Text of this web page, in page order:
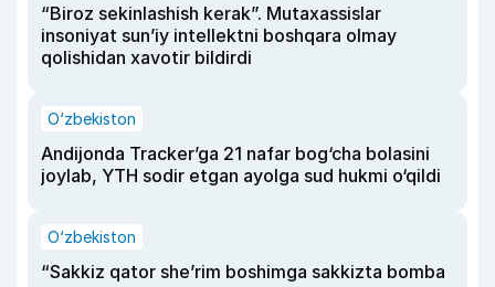
“Biroz sekinlashish kerak”. Mutaxassislar
insoniyat sun’iy intellektni boshqara olmay
qolishidan xavotir bildirdi
O‘zbekiston
Andijonda Tracker’ga 21 nafar bog‘cha bolasini
joylab, YTH sodir etgan ayolga sud hukmi o‘qildi
O‘zbekiston
“Sakkiz qator she’rim boshimga sakkizta bomba